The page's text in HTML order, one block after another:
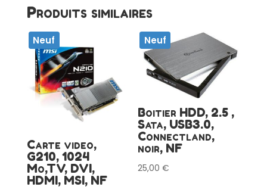
noir,
LightScrib,
NF
Produits similaires
Neuf
Carte video,
G210, 1024
Mo,TV, DVI,
HDMI, MSI, NF
Neuf
Boitier HDD, 2.5 ,
Sata, USB3.0,
Connectland,
noir, NF
25,00€